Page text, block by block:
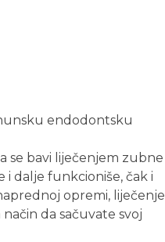
endodontsku
se bavi liječenjem zubne
i dalje funkcioniše, čak i
opremi, liječenje
da sačuvate svoj